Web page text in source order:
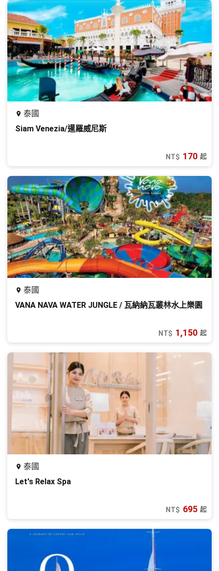
泰國
Siam Venezia/暹羅威尼斯
NT$ 170 起
泰國
VANA NAVA WATER JUNGLE / 瓦納納瓦叢林水上樂園
NT$ 1,150 起
泰國
Let's Relax Spa
NT$ 695 起